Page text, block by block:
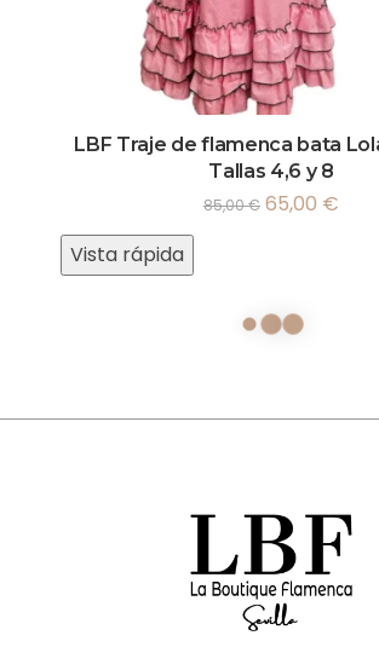
LBF Traje de flamenca bata
Tallas 4,6 y 8
85,00€ 65,00 €
Vista rápida